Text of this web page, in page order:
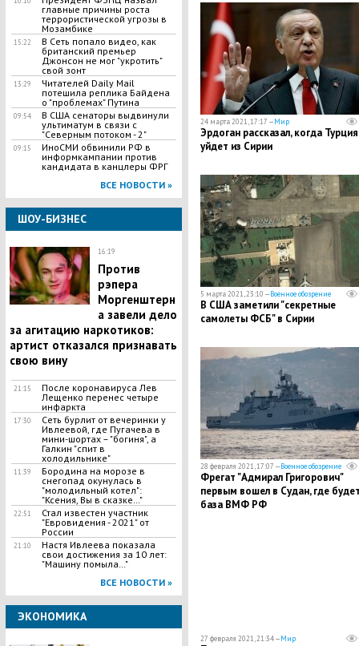
главные причины роста
террористической угрозы в
Мозамбике
15:22
В Сеть попало видео, как
британский премьер
Джонсон не мог "укротить"
свой зонт
13:29
Читателей Daily Mail
потешила реплика Байдена
о "проблемах" Путина
09:54
В США сенаторы выдвинули
ультиматум в связи с
"Северным потоком - 2"
09:15
ИноСМИ обвинили РФ в
информкампании против
кандидата в канцлеры ФРГ
ВСЕ НОВОСТИ »
ШОУ-БИЗНЕС
16:19
Против
рэпера
Моргенштерн
а завели дело
за агитацию наркотиков:
артист отказался признавать
свою вину
21:15
После коронавируса Лев
Лещенко перенес четыре
инфаркта
17:30
Сеть бурлит от вечеринки у
Ивлеевой, где Пугачева в
мини-шортах – "богиня", а
Галкин "спит в
холодильнике"
11:39
Бородина на морозе в
снегопад окунулась в
"молодильный котел":
"Ксения, Вы в сказке…"
22:51
Стал известен участник
"Евровидения - 2021" от
России
21:10
Настя Ивлеева показала
свои достижения за 10 лет:
"Машину помыла…"
ВСЕ НОВОСТИ »
ЭКОНОМИКА
24 марта 2021, 17:17 —Мир
Эрдоган рассказал, когда Турция
уйдет из Сирии
5 марта 2021, 23:10 —Военное обозрение
В США заметили "секретные
самолеты ФСБ" в Сирии
28 февраля 2021, 17:07 —Военное обозрение
Фрегат "Адмирал Григорович"
первым вошел в Судан, где
база ВМФ РФ
27 февраля 2021, 21:34 —Мир